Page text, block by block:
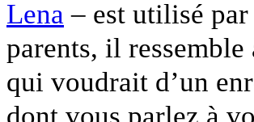
Lena – est utilisé
parents, il
qui voudrait d’un
dont vous parlez à